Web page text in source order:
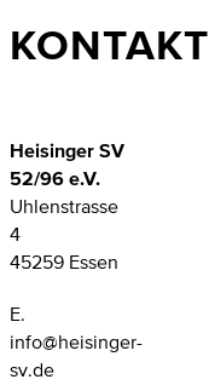
KONTAKT
Heisinger SV
52/96 e.V.
Uhlenstrasse
4
45259 Essen
E.
info@heisinger-
sv.de